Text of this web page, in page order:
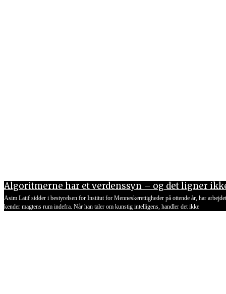
Algoritmerne har et verdenssyn – og det ligner
Asim Latif sidder i bestyrelsen for Institut for Menneskerettigheder på ottende år, har
kender magtens rum indefra. Når han taler om kunstig intelligens, handler det ikke